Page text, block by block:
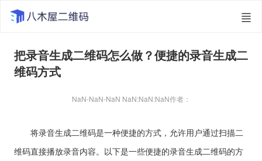
把录音生成二维码怎么做？便捷的录音生成二
维码方式
NaN-NaN-NaN NaN:NaN:NaN作者：
将录音生成二维码是一种便捷的方式，允许用户通过扫描二
维码直接播放录音内容。以下是一些便捷的录音生成二维码的方